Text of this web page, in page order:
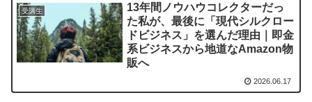
受講生
13年間ノウハウコレクターだっ
た私が、最後に「現代シルクロー
ドビジネス」を選んだ理由｜即金
系ビジネスから地道なAmazon物
販へ
2026.06.17